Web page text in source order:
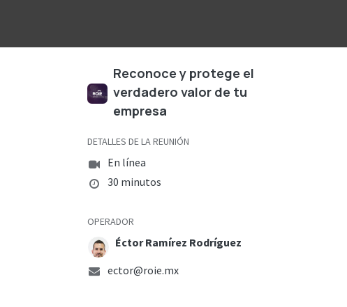
Reconoce y protege el
verdadero valor de tu
empresa
DETALLES DE LA REUNIÓN
En línea
30 minutos
OPERADOR
Éctor Ramírez Rodríguez
ector@roie.mx